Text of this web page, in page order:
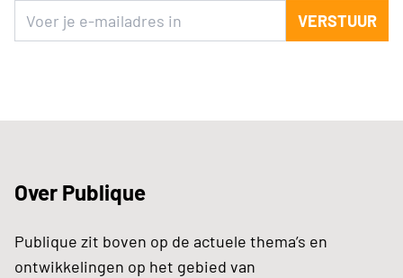
VERSTUUR
Over Publique
Publique zit boven op de actuele thema’s en
ontwikkelingen op het gebied van